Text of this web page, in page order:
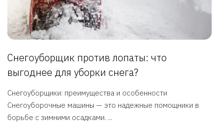
Снегоуборщик против лопаты: что
выгоднее для уборки снега?
Снегоуборщики: преимущества и особенности
Снегоуборочные машины — это надежные помощники в
борьбе с зимними осадками. ...